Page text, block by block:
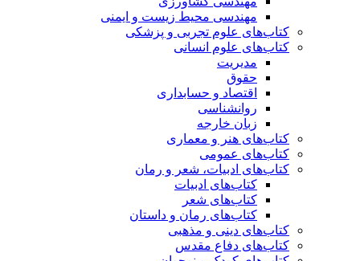
مهندسی محیط زیست و ایمنی
کتاب‌های علوم تجربی و پزشکی
کتاب‌های علوم انسانی
مدیریت
حقوق
اقتصاد و حسابداری
روانشناسی
زبان خارجه
کتاب‌های هنر و معماری
کتاب‌های عمومی
کتاب‌های ادبیات، شعر و رمان
کتاب‌های ادبیات
کتاب‌های شعر
کتاب‌های رمان و داستان
کتاب‌های دینی و مذهبی
کتاب‌های دفاع مقدس